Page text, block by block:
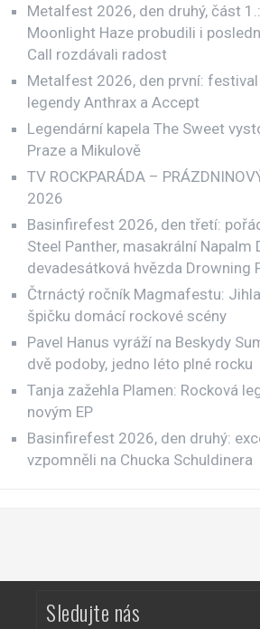
Metalfest 2026, den druhý, část
Moonlight Haze probudili i
Call rozdávali radost
Metalfest 2026, den první:
legendy Anthrax a Accept
Legendární kapela The Sweet
Praze a Mikulově
TV ROCKPARÁDA –
2026
Basinfirefest 2026, den třetí:
Steel Panther, masakrální Napalm
devadesátková hvězda Drowning
Čtrnáctý ročník Magmafestu:
špičku domácí rockové scény
Pavel Hanus vyráží na Beskydy
dvě podoby, jedno léto plné rocku
Tanja zažehla Plamen: Rocková
novým EP
Basinfirefest 2026, den druhý:
vzpomněli na Chucka Schuldinera
Sledujte nás